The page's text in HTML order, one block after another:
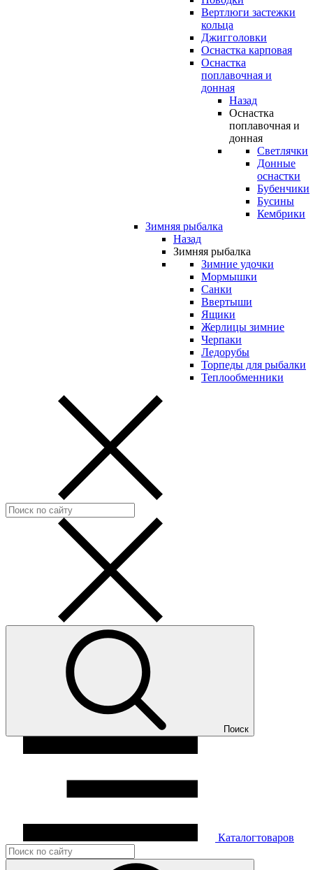
Вертлюги застежки
кольца
Джигголовки
Оснастка карповая
Оснастка
поплавочная и
донная
Назад
Оснастка
поплавочная и
донная
Светлячки
Донные
оснастки
Бубенчики
Бусины
Кембрики
Зимняя рыбалка
Назад
Зимняя рыбалка
Зимние удочки
Мормышки
Санки
Ввертыши
Ящики
Жерлицы зимние
Черпаки
Ледорубы
Торпеды для рыбалки
Теплообменники
Поиск
Каталогтоваров